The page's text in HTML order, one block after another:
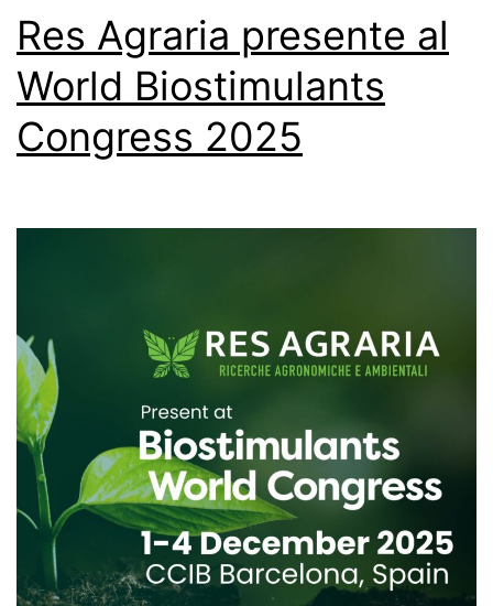
Res Agraria presente al
World Biostimulants
Congress 2025